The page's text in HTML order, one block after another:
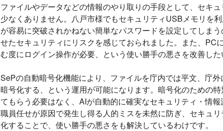
ファイルやデータなどの情報のやり取りの手段として、セキ
少なくありません。八戸市様でもセキュリティUSBメモリを
が容易に突破されかねない簡単なパスワードを設定してしま
せたセキュリティにリスクを感じておられました。また、PC
む度にログイン操作が必要、という使い勝手の悪さを改善した
SePの自動暗号化機能により、ファイルを庁内では平文、庁
暗号化する、という運用が可能になります。暗号化のための
てもらう必要はなく、AIが自動的に確実なセキュリティ・情報
職員任せが原因で発生し得る人的ミスを未然に防ぎ、セキュ
化することで、使い勝手の悪さをも解決しているわけです。